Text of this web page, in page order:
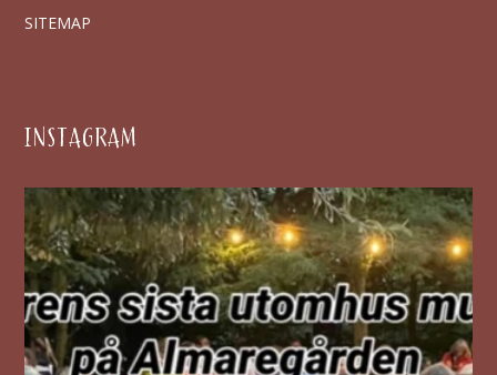
SITEMAP
INSTAGRAM